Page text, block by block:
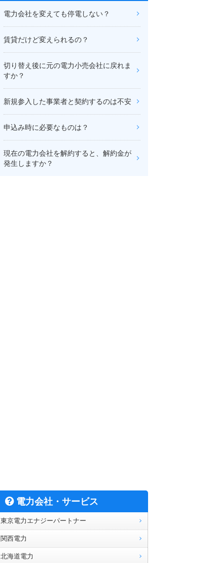
電力会社を変えても停電しない？
賃貸だけど変えられるの？
切り替え後に元の電力小売会社に戻れま
すか？
新規参入した事業者と契約するのは不安
申込み時に必要なものは？
現在の電力会社を解約すると、解約金が
発生しますか？
電力会社・サービス
東京電力エナジーパートナー
関西電力
北海道電力